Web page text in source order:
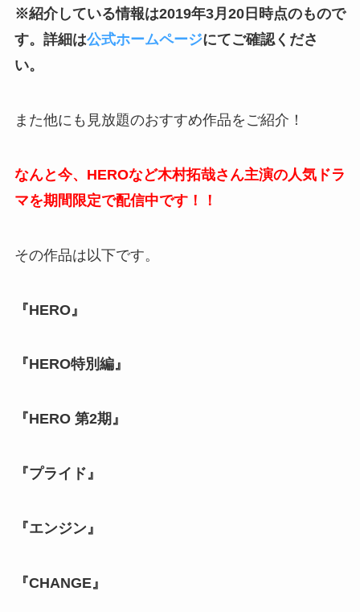
※紹介している情報は2019年3月20日時点のもので
す。 詳細は公式ホームページにてご確認くださ
い。
また他にも見放題のおすすめ作品をご紹介！
なんと今、HEROなど木村拓哉さん主演の人気ドラ
マを期間限定で配信中です！！
その作品は以下です。
『HERO』
『HERO特別編』
『HERO 第2期』
『プライド』
『エンジン』
『CHANGE』